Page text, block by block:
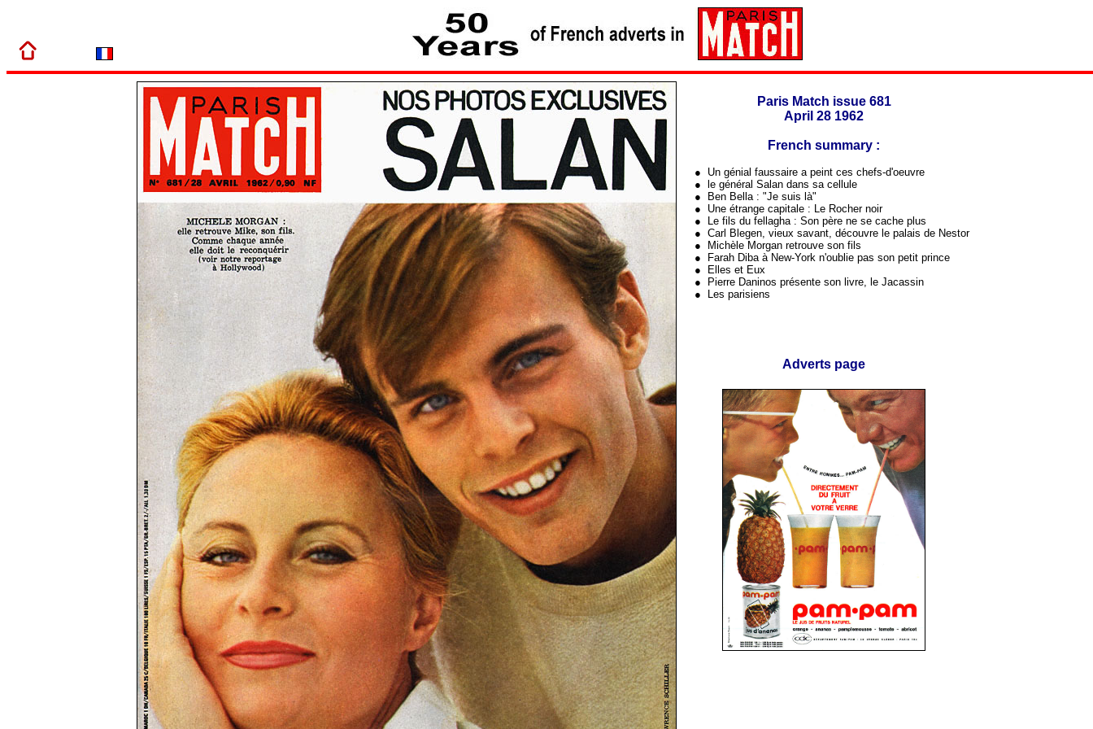
Paris Match issue 681
April 28 1962
French summary :
● Un génial faussaire a peint ces chefs-d'oeuvre
● le général Salan dans sa cellule
● Ben Bella : "Je suis là"
● Une étrange capitale : Le Rocher noir
● Le fils du fellagha : Son père ne se cache plus
● Carl Blegen, vieux savant, découvre le palais de Nestor
● Michèle Morgan retrouve son fils
● Farah Diba à New-York n'oublie pas son petit prince
● Elles et Eux
● Pierre Daninos présente son livre, le Jacassin
● Les parisiens
Adverts page